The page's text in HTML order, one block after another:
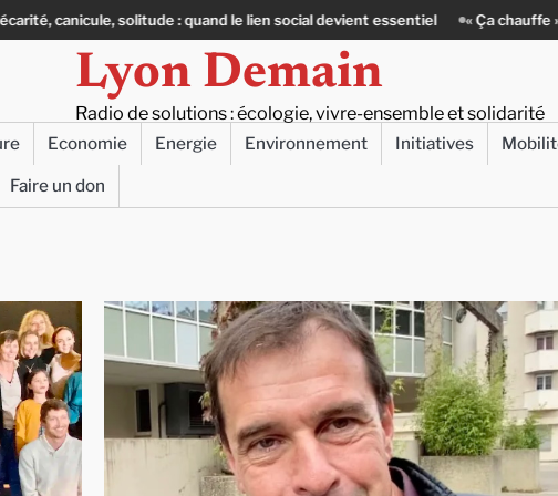
solitude : quand le lien social devient essentiel « Ça chauffe » : des
Lyon Demain
Radio de solutions : écologie, vivre-ensemble et solidarité
Economie Energie Environnement Initiatives
Faire un don